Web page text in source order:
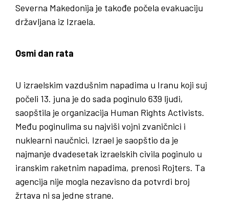
Severna Makedonija je takođe počela evakuaciju
državljana iz Izraela.
Osmi dan rata
U izraelskim vazdušnim napadima u Iranu koji suj
počeli 13. juna je do sada poginulo 639 ljudi,
saopštila je organizacija Human Rights Activists.
Među poginulima su najviši vojni zvaničnici i
nuklearni naučnici. Izrael je saopštio da je
najmanje dvadesetak izraelskih civila poginulo u
iranskim raketnim napadima, prenosi Rojters. Ta
agencija nije mogla nezavisno da potvrdi broj
žrtava ni sa jedne strane.